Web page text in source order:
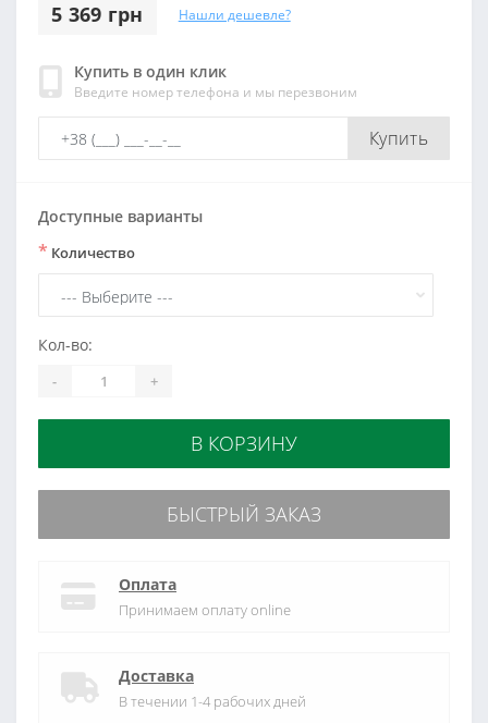
5 369 грн Нашли дешевле?
Купить в один клик
Введите номер телефона и мы перезвоним
Купить
Доступные варианты
* Количество
Кол-во:
- +
В КОРЗИНУ
БЫСТРЫЙ ЗАКАЗ
Оплата
Принимаем оплату online
Доставка
В течении 1-4 рабочих дней